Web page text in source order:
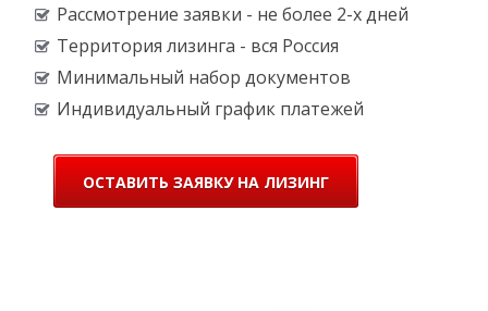
F
Рассмотрение заявки - не более 2-х дней
Территория лизинга - вся Россия
Минимальный набор документов
Индивидуальный график платежей
ОСТАВИТЬ ЗАЯВКУ НА ЛИЗИНГ